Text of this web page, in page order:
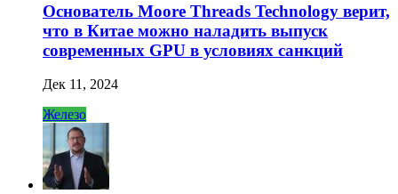
Основатель Moore Threads Technology верит,
что в Китае можно наладить выпуск
современных GPU в условиях санкций
Дек 11, 2024
Железо